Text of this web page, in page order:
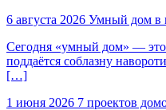
6 августа 2026 Умный дом в
Сегодня «умный дом» — это
поддаётся соблазну
[…]
1 июня 2026 7 проектов